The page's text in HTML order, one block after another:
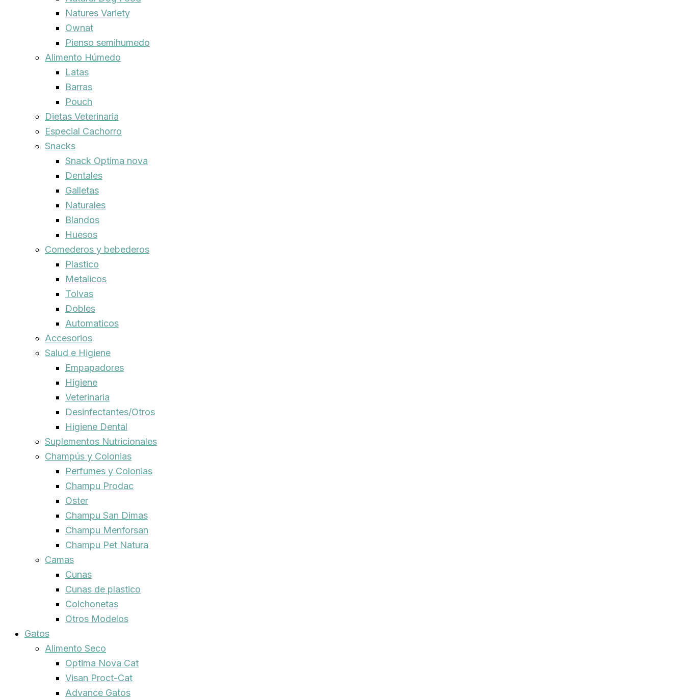
Natures Variety
Ownat
Pienso semihumedo
Alimento Húmedo
Latas
Barras
Pouch
Dietas Veterinaria
Especial Cachorro
Snacks
Snack Optima nova
Dentales
Galletas
Naturales
Blandos
Huesos
Comederos y bebederos
Plastico
Metalicos
Tolvas
Dobles
Automaticos
Accesorios
Salud e Higiene
Empapadores
Higiene
Veterinaria
Desinfectantes/Otros
Higiene Dental
Suplementos Nutricionales
Champús y Colonias
Perfumes y Colonias
Champu Prodac
Oster
Champu San Dimas
Champu Menforsan
Champu Pet Natura
Camas
Cunas
Cunas de plastico
Colchonetas
Otros Modelos
Gatos
Alimento Seco
Optima Nova Cat
Visan Proct-Cat
Advance Gatos